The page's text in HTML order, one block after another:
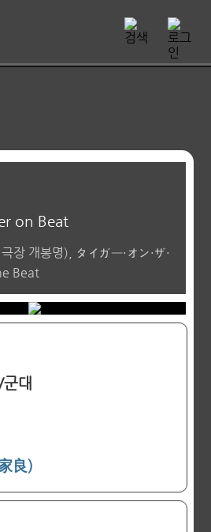
on Beat
개봉명), タイガー・オン・ザ・
Beat
대
良)